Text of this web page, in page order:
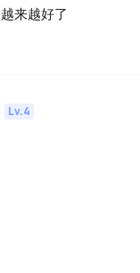
来越好了
Lv.4